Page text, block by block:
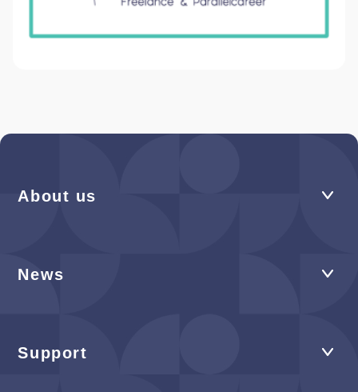
About us
News
Support